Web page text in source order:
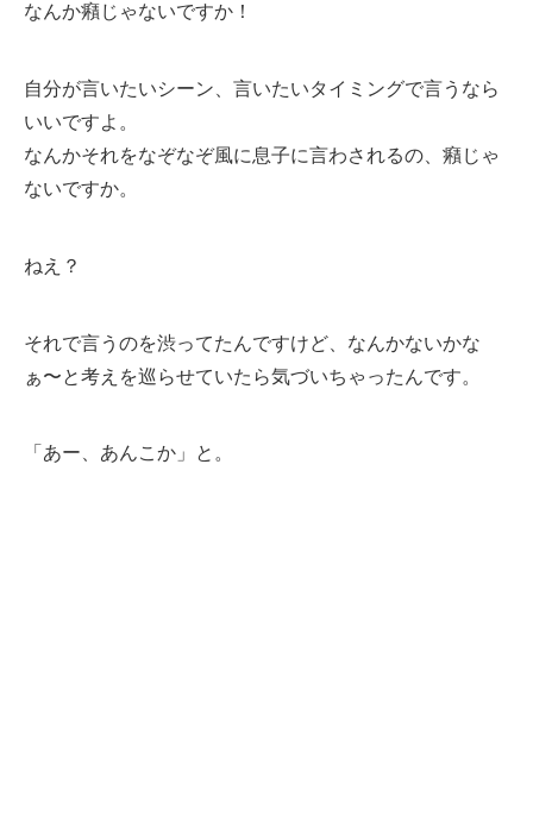
なんか癪じゃないですか！
自分が言いたいシーン、言いたいタイミングで言うなら
いいですよ。
なんかそれをなぞなぞ風に息子に言わされるの、癪じゃ
ないですか。
ねえ？
それで言うのを渋ってたんですけど、なんかないかな
ぁ〜と考えを巡らせていたら気づいちゃったんです。
「あー、あんこか」と。